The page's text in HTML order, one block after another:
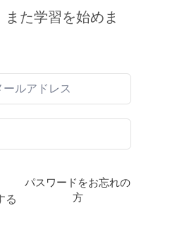
た学習を始めま
る
パスワードをお忘れの
方